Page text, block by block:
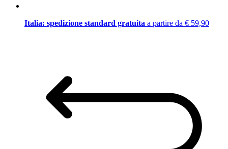
Italia: spedizione standard gratuita a partire da € 59,90